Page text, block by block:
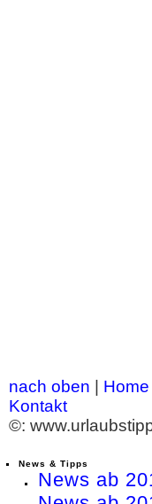
nach oben Home
Kontakt
©:
News & Tipps
News ab